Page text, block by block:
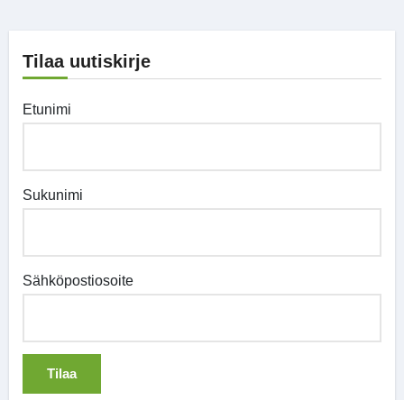
Tilaa uutiskirje
Etunimi
Sukunimi
Sähköpostiosoite